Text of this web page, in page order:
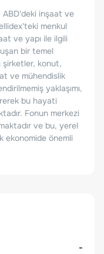
ABD'deki inşaat ve
menkul
ve yapı ile ilgili
bir temel
şirketler, konut,
ve mühendislik
yaklaşımı,
bu hayati
Fonun merkezi
ve bu, yerel
ekonomide önemli
-